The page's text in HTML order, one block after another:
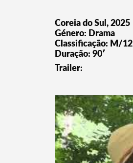
Coreia do Sul, 2025
Género: Drama
Classificação: M/12
Duração: 90′
Trailer: